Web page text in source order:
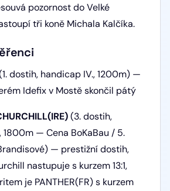
pozornost do Velké
tři koně Michala Kalčíka.
dostih, handicap IV., 1200m) —
Idefix v Mostě skončil pátý
(3. dostih,
1800m — Cena BoKaBau / 5.
— prestižní dostih,
nastupuje s kurzem 13:1,
je PANTHER(FR) s kurzem